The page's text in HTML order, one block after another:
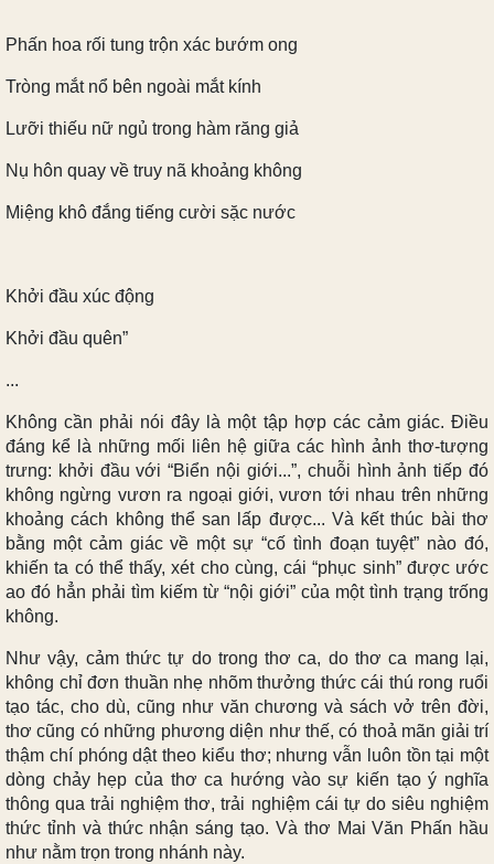
Phấn hoa rối tung trộn xác bướm ong
Tròng mắt nổ bên ngoài mắt kính
Lưỡi thiếu nữ ngủ trong hàm răng giả
Nụ hôn quay về truy nã khoảng không
Miệng khô đắng tiếng cười sặc nước
Khởi đầu xúc động
Khởi đầu quên”
...
Không cần phải nói đây là một tập hợp các cảm giác. Điều
đáng kể là những mối liên hệ giữa các hình ảnh thơ-tượng
trưng: khởi đầu với “Biển nội giới...”, chuỗi hình ảnh tiếp đó
không ngừng vươn ra ngoại giới, vươn tới nhau trên những
khoảng cách không thể san lấp được... Và kết thúc bài thơ
bằng một cảm giác về một sự “cố tình đoạn tuyệt” nào đó,
khiến ta có thể thấy, xét cho cùng, cái “phục sinh” được ước
ao đó hẳn phải tìm kiếm từ “nội giới” của một tình trạng trống
không.
Như vậy, cảm thức tự do trong thơ ca, do thơ ca mang lại,
không chỉ đơn thuần nhẹ nhõm thưởng thức cái thú rong ruổi
tạo tác, cho dù, cũng như văn chương và sách vở trên đời,
thơ cũng có những phương diện như thế, có thoả mãn giải trí
thậm chí phóng dật theo kiểu thơ; nhưng vẫn luôn tồn tại một
dòng chảy hẹp của thơ ca hướng vào sự kiến tạo ý nghĩa
thông qua trải nghiệm thơ, trải nghiệm cái tự do siêu nghiệm
thức tỉnh và thức nhận sáng tạo. Và thơ Mai Văn Phấn hầu
như nằm trọn trong nhánh này.